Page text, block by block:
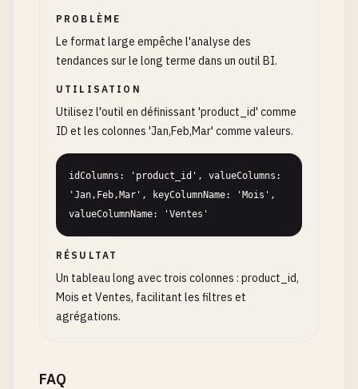
PROBLÈME
Le format large empêche l'analyse des
tendances sur le long terme dans un outil BI.
UTILISATION
Utilisez l'outil en définissant 'product_id' comme
ID et les colonnes 'Jan,Feb,Mar' comme valeurs.
idColumns: 'product_id', valueColumns:
'Jan,Feb,Mar', keyColumnName: 'Mois',
valueColumnName: 'Ventes'
RÉSULTAT
Un tableau long avec trois colonnes : product_id,
Mois et Ventes, facilitant les filtres et
agrégations.
FAQ